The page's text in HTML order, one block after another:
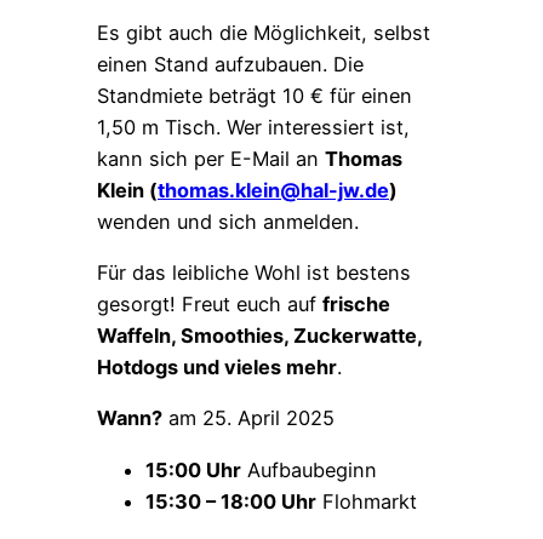
Es gibt auch die Möglichkeit, selbst
einen Stand aufzubauen. Die
Standmiete beträgt 10 € für einen
1,50 m Tisch. Wer interessiert ist,
kann sich per E-Mail an Thomas
Klein (thomas.klein@hal-jw.de)
wenden und sich anmelden.
Für das leibliche Wohl ist bestens
gesorgt! Freut euch auf frische
Waffeln, Smoothies, Zuckerwatte,
Hotdogs und vieles mehr.
Wann? am 25. April 2025
15:00 Uhr Aufbaubeginn
15:30 – 18:00 Uhr Flohmarkt